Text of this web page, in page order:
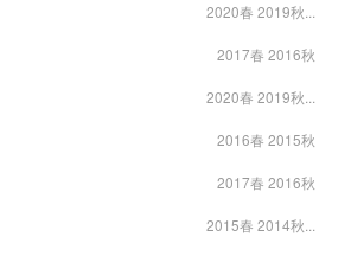
2020春 2019秋...
2017春 2016秋
2020春 2019秋...
2016春 2015秋
2017春 2016秋
2015春 2014秋...